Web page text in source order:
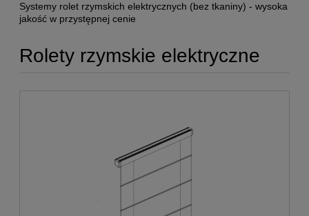
Systemy rolet rzymskich elektrycznych (bez tkaniny) - wysoka
jakość w przystępnej cenie
Rolety rzymskie elektryczne